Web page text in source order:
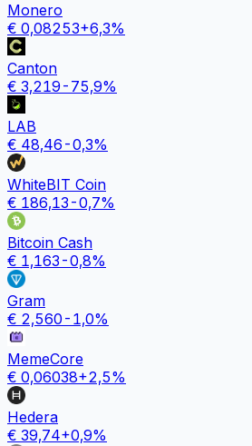
Monero
€ 0,08253+6,3%
Canton
€ 3,219 -75,9%
LAB
€ 48,46 -0,3%
WhiteBIT Coin
€ 186,13 -0,7%
Bitcoin Cash
€ 1,163 -0,8%
Gram
€ 2,560 -1,0%
MemeCore
€ 0,06038+2,5%
Hedera
€ 39,74+0,9%